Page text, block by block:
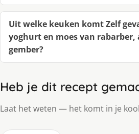
Uit welke keuken komt Zelf
yoghurt en moes van rabarber,
gember?
Heb je dit recept
Laat het weten — het komt in je